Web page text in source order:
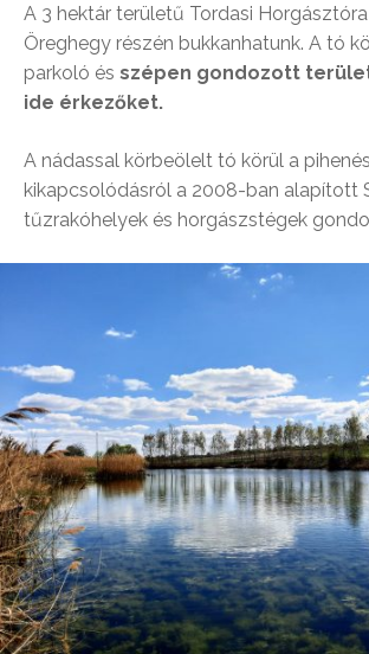
A 3 hektár területű Tordasi
Öreghegy részén bukkanhatunk. A tó
parkoló és szépen gondozott
ide érkezőket.
A nádassal körbeölelt tó körül a
kikapcsolódásról a 2008-ban alapított
tűzrakóhelyek és horgászstégek